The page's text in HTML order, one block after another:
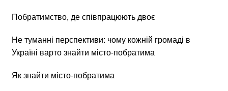
Побратимство, де співпрацюють двоє
Не туманні перспективи: чому кожній громаді в
Україні варто знайти місто-побратима
Як знайти місто-побратима